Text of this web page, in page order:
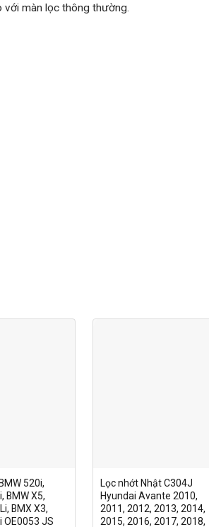
với màn lọc thông thường.
520i,
BMW X5,
BMX X3,
OE0053 JS
Lọc nhớt Nhật C304J
Hyundai Avante 2010,
2011, 2012, 2013, 2014,
2015, 2016, 2017, 2018,